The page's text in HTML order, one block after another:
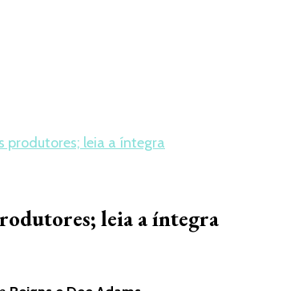
produtores; leia a íntegra
leia a íntegra